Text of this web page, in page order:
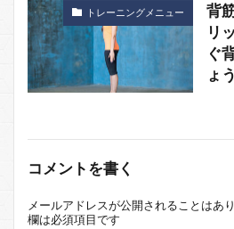
トレーニングメニュー
背
リ
ぐ
ょ
コメントを書く
メールアドレスが公開されることはあり
欄は必須項目です